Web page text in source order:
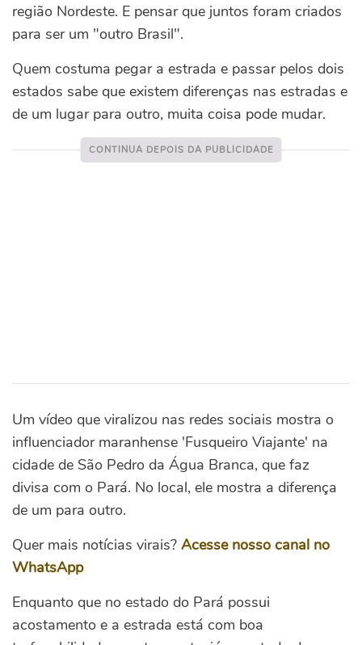
região Nordeste. E pensar que juntos foram criados
para ser um "outro Brasil".
Quem costuma pegar a estrada e passar pelos dois
estados sabe que existem diferenças nas estradas e
de um lugar para outro, muita coisa pode mudar.
Um vídeo que viralizou nas redes sociais mostra o
influenciador maranhense 'Fusqueiro Viajante' na
cidade de São Pedro da Água Branca, que faz
divisa com o Pará. No local, ele mostra a diferença
de um para outro.
Quer mais notícias virais? Acesse nosso canal no
WhatsApp
Enquanto que no estado do Pará possui
acostamento e a estrada está com boa